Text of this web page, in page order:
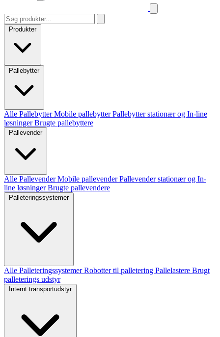
Produkter
Pallebytter
Alle PallebytterMobile pallebytterPallebytter stationær og In-line
løsningerBrugte pallebyttere
Pallevender
Alle PallevenderMobile pallevenderPallevender stationær og In-
line løsningerBrugte pallevendere
Palleteringssystemer
Alle PalleteringssystemerRobotter til palletering Pallelastere Brugt
palleterings udstyr
Internt transportudstyr